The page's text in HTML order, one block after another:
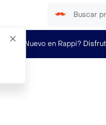
¿Nuevo en Rappi?